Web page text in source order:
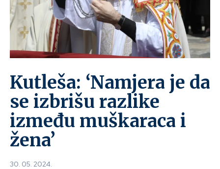
Kutleša: ‘Namjera je da
se izbrišu razlike
između muškaraca i
žena’
30. 05. 2024.